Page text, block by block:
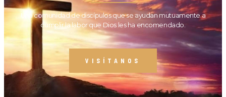
Una comunidad de discípulos que se ayudan mutuamente a
cumplir la labor que Dios les ha encomendado.
VISÍTANOS